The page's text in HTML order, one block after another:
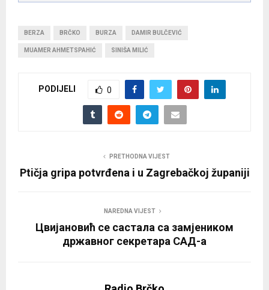
BERZA BRČKO BURZA DAMIR BULČEVIĆ
MUAMER AHMETSPAHIĆ SINIŠA MILIĆ
PODIJELI 0
PRETHODNA VIJEST
Ptičja gripa potvrđena i u Zagrebačkoj županiji
NAREDNA VIJEST
Цвијановић се састала са замјеником
државног секретара САД-а